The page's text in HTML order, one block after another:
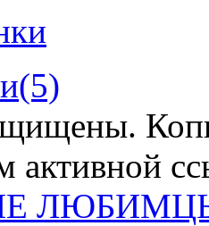
активной